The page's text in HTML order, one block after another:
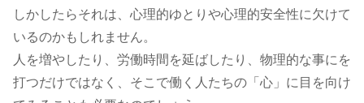
しかしたらそれは、心理的ゆとりや心理的安全性に欠けて
いるのかもしれません。
人を増やしたり、労働時間を延ばしたり、物理的な事にを
打つだけではなく、そこで働く人たちの「心」に目を向け